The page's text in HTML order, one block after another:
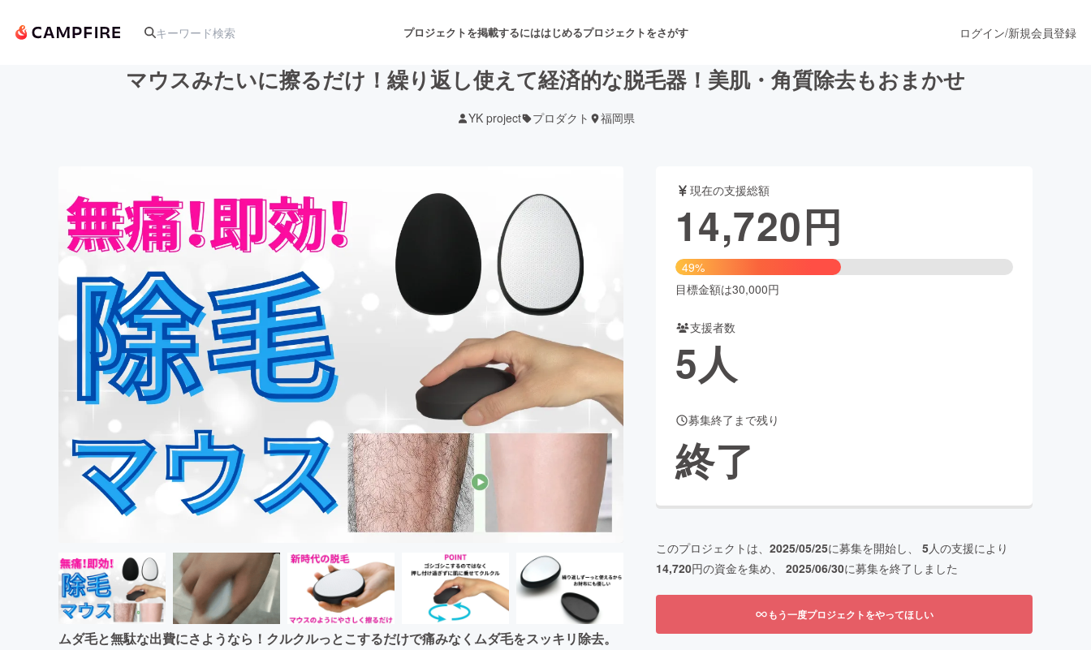
プロジェクトを掲載するにははじめるプロジェクトをさがす
アート・写真 舞台・パフォーマンス
テクノロジー・ガジェット ゲーム・サービス開発 ファッション
映像・映画 書籍・雑誌出版
ビジネス・起業 ビューティー・ヘルスケア
まちづくり・地域活性化
CAMPFIRE for Social Good
CAMPFIRE Creation
CAMPFIREふるさと納税
ログイン/新規会員登録
マウスみたいに擦るだけ！繰り返し使えて経済的な脱毛器！美肌・角質除去もおまかせ
YK project プロダクト 福岡県
ムダ毛と無駄な出費にさようなら！クルクルっとこするだけで痛みなくムダ毛をスッキリ除去。
現在の支援総額
14,720円
49%
目標金額は30,000円
支援者数
5人
募集終了まで残り
終了
このプロジェクトは、 2025/05/25に募集を開始し、 5人の支援により
14,720円の資金を集め、 2025/06/30に募集を終了しました
もう一度プロジェクトをやってほしい